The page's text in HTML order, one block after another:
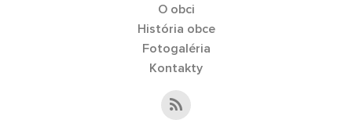
O obci
História obce
Fotogaléria
Kontakty